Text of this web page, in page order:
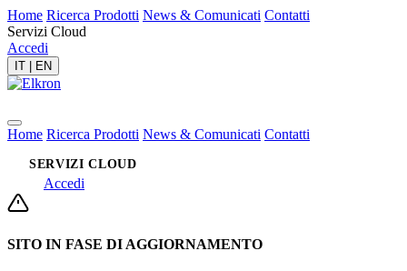
Home Ricerca Prodotti News & Comunicati Contatti
Servizi Cloud
Accedi
IT EN
Home Ricerca Prodotti News & Comunicati Contatti
SERVIZI CLOUD
Accedi
SITO IN FASE DI AGGIORNAMENTO